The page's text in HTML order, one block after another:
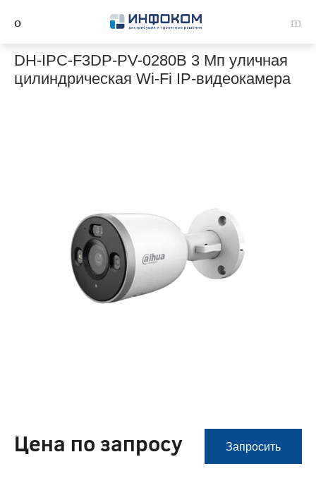
DH-IPC-F3DP-PV-0280B 3 Мп уличная
цилиндрическая Wi-Fi IP-видеокамера
Цена по запросу Запросить